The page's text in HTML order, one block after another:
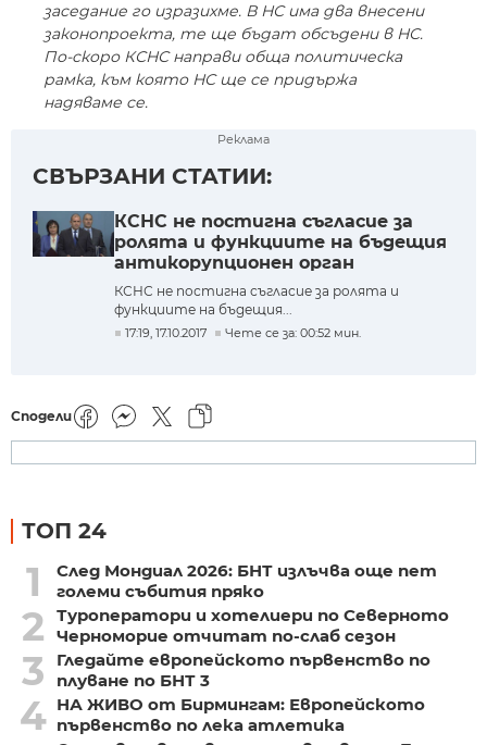
заседание го изразихме. В НС има два внесени
законопроекта, те ще бъдат обсъдени в НС.
По-скоро КСНС направи обща политическа
рамка, към която НС ще се придържа
надяваме се.
Реклама
СВЪРЗАНИ СТАТИИ:
КСНС не постигна съгласие за
ролята и функциите на бъдещия
антикорупционен орган
КСНС не постигна съгласие за ролята и
функциите на бъдещия...
17:19, 17.10.2017 Чете се за: 00:52 мин.
Сподели
ТОП 24
1
След Мондиал 2026: БНТ излъчва още пет
големи събития пряко
2
Туроператори и хотелиери по Северното
Черноморие отчитат по-слаб сезон
3
Гледайте европейското първенство по
плуване по БНТ 3
4 НА ЖИВО от Бирмингам: Европейското
първенство по лека атлетика